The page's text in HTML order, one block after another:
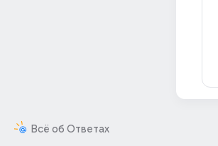
Всё об Ответах